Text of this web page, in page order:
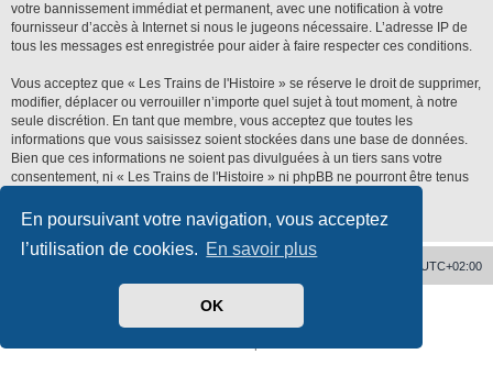
En poursuivant votre navigation, vous acceptez
l’utilisation de cookies. En savoir plus
OK
votre bannissement immédiat et permanent, avec une notification à votre
fournisseur d’accès à Internet si nous le jugeons nécessaire. L’adresse IP de
tous les messages est enregistrée pour aider à faire respecter ces conditions.
Vous acceptez que « Les Trains de l'Histoire » se réserve le droit de supprimer,
modifier, déplacer ou verrouiller n’importe quel sujet à tout moment, à notre
seule discrétion. En tant que membre, vous acceptez que toutes les
informations que vous saisissez soient stockées dans une base de données.
Bien que ces informations ne soient pas divulguées à un tiers sans votre
consentement, ni « Les Trains de l'Histoire » ni phpBB ne pourront être tenus
compromission des données.
UTC+02:00
phpBB ® Forum Software © phpBB Limited
phpBB-fr.com